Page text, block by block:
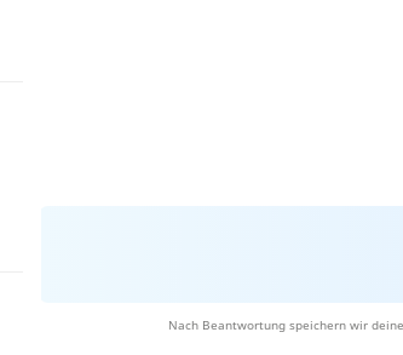
Nach Beantwortung speichern wir